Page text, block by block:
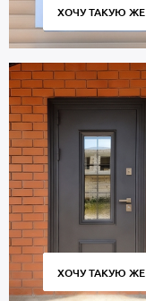
ХОЧУ ТАКУЮ ЖЕ
ХОЧУ ТАКУЮ ЖЕ